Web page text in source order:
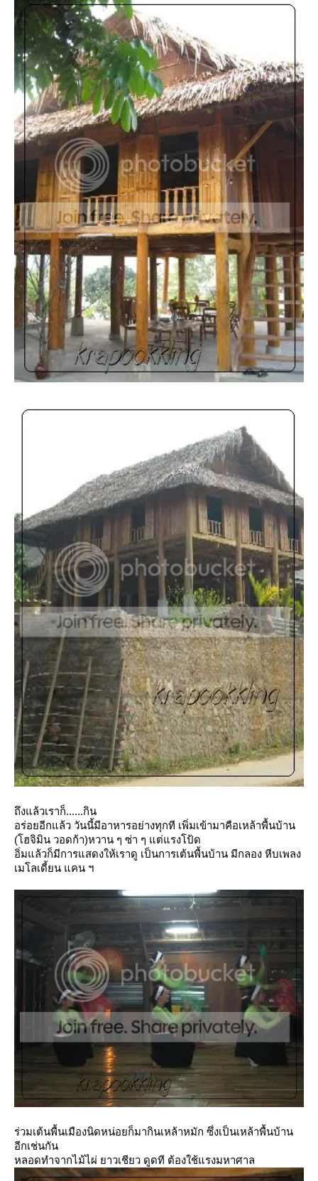
ถึงแล้วเราก็......กิน
อร่อยอีกแล้ว วันนี้มีอาหารอย่างทุกที เพิ่มเข้ามาคือเหล้าพื้นบ้าน
(โฮจิมิน วอดก้า)หวาน ๆ ซ่า ๆ แต่แรงโป้ด
อิ่มแล้วก็มีการแสดงให้เราดู เป็นการเต้นพื้นบ้าน มีกลอง หีบเพลง
เมโลเดี้ยน แคน ฯ
ร่วมเต้นพื้นเมืองนิดหน่อยก็มากินเหล้าหมัก ซึ่งเป็นเหล้าพื้นบ้าน
อีกเช่นกัน
หลอดทำจากไม้ไผ่ ยาวเชียว ดูดที ต้องใช้แรงมหาศาล